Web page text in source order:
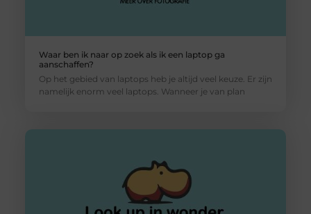
Waar ben ik naar op zoek als ik een laptop ga
aanschaffen?
Op het gebied van laptops heb je altijd veel keuze. Er zijn
namelijk enorm veel laptops. Wanneer je van plan